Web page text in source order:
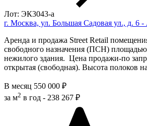
Лот: ЭК3043-a
г. Москва, ул. Большая Садовая ул., д. 6
Аренда и продажа Street Retail
свободного назначения (ПСН)
нежилого здания. Цена продажи-по
открытая (свободная). Высота полоков
В месяц 550 000 ₽
за м2 в год - 238 267 ₽